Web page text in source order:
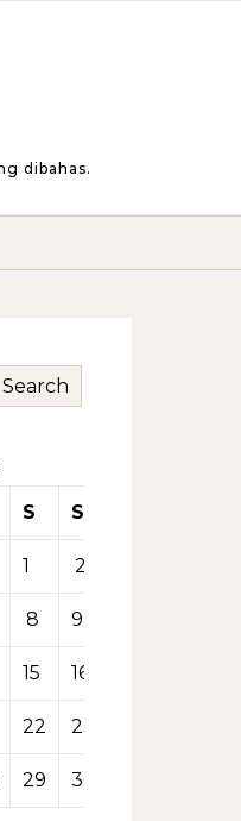
dibahas.
Search
S S
1 2
8 9
15 16
22 23
29 30